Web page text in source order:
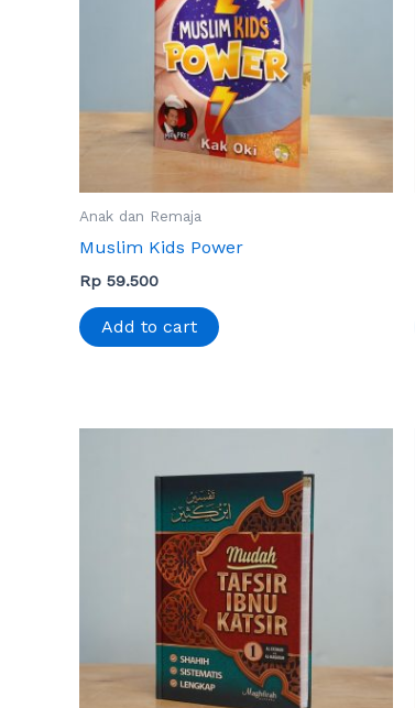
Anak dan Remaja
Muslim Kids Power
Rp 59.500
Add to cart